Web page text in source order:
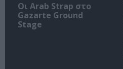
Οι Arab Strap στο
Gazarte Ground
Stage